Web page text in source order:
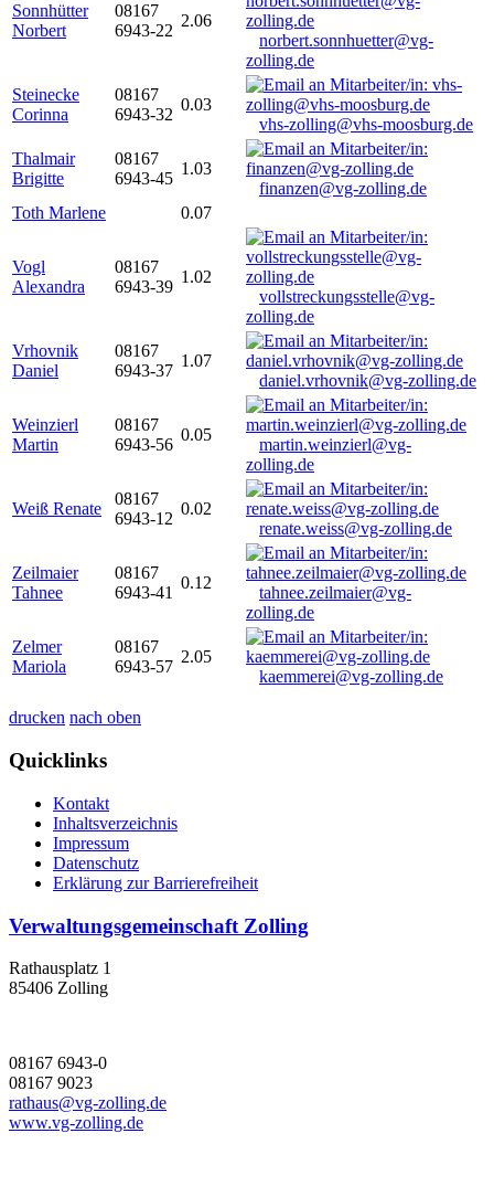
Sonnhütter
Norbert
08167
6943-22
2.06
norbert.sonnhuetter@vg-
zolling.de
Steinecke
Corinna
08167
6943-32
0.03
vhs-zolling@vhs-moosburg.de
Thalmair
Brigitte
08167
6943-45
1.03
finanzen@vg-zolling.de
Toth Marlene
0.07
Vogl
Alexandra
08167
6943-39
1.02
vollstreckungsstelle@vg-
zolling.de
Vrhovnik
Daniel
08167
6943-37
1.07
daniel.vrhovnik@vg-zolling.de
Weinzierl
Martin
08167
6943-56
0.05
martin.weinzierl@vg-
zolling.de
Weiß Renate
08167
6943-12
0.02
renate.weiss@vg-zolling.de
Zeilmaier
Tahnee
08167
6943-41
0.12
tahnee.zeilmaier@vg-
zolling.de
Zelmer
Mariola
08167
6943-57
2.05
kaemmerei@vg-zolling.de
drucken nach oben
Quicklinks
Kontakt
Inhaltsverzeichnis
Impressum
Datenschutz
Erklärung zur Barrierefreiheit
Verwaltungsgemeinschaft Zolling
Rathausplatz 1
85406 Zolling
08167 6943-0
08167 9023
rathaus@vg-zolling.de
www.vg-zolling.de